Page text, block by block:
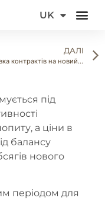
UK
FR
ДАЛІ
Підготовка контрактів на новий сезон: ключові умови, які не варто ігнорувати
під
а ціни в
балансу
нового
періодом для